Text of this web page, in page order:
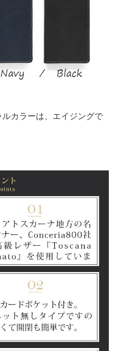
カラーは、エイジングで